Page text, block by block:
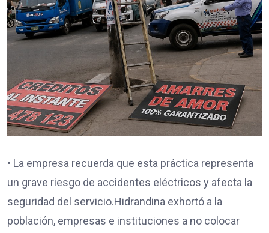
• La empresa recuerda que esta práctica representa
un grave riesgo de accidentes eléctricos y afecta la
seguridad del servicio.Hidrandina exhortó a la
población, empresas e instituciones a no colocar